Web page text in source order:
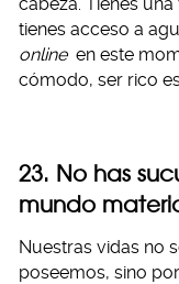
tienes acceso a
online en este
cómodo, ser rico
23. No has
mundo
Nuestras vidas no
poseemos, sino